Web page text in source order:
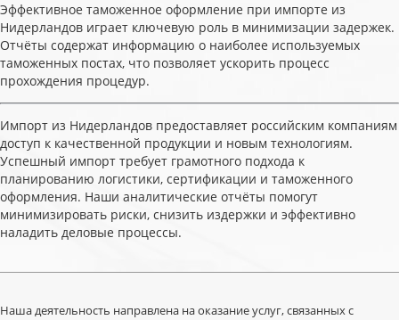
Эффективное таможенное оформление при импорте из
Нидерландов играет ключевую роль в минимизации задержек.
Отчёты содержат информацию о наиболее используемых
таможенных постах, что позволяет ускорить процесс
прохождения процедур.
Импорт из Нидерландов предоставляет российским компаниям
доступ к качественной продукции и новым технологиям.
Успешный импорт требует грамотного подхода к
планированию логистики, сертификации и таможенного
оформления. Наши аналитические отчёты помогут
минимизировать риски, снизить издержки и эффективно
наладить деловые процессы.
Наша деятельность направлена на оказание услуг, связанных с